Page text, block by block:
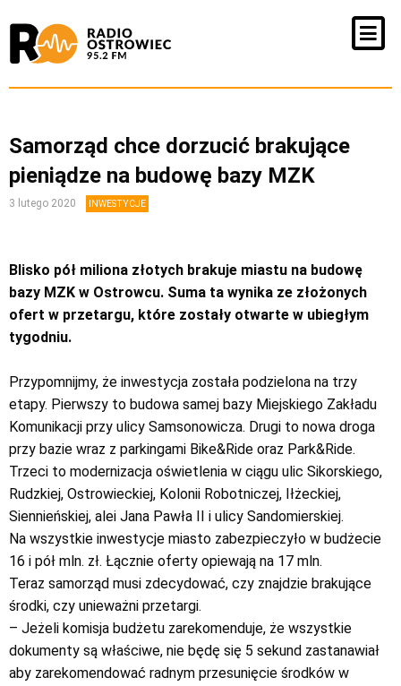
Samorząd chce dorzucić brakujące
pieniądze na budowę bazy MZK
3 lutego 2020 INWESTYCJE
Blisko pół miliona złotych brakuje miastu na budowę
bazy MZK w Ostrowcu. Suma ta wynika ze złożonych
ofert w przetargu, które zostały otwarte w ubiegłym
tygodniu.
Przypomnijmy, że inwestycja została podzielona na trzy
etapy. Pierwszy to budowa samej bazy Miejskiego Zakładu
Komunikacji przy ulicy Samsonowicza. Drugi to nowa droga
przy bazie wraz z parkingami Bike&Ride oraz Park&Ride.
Trzeci to modernizacja oświetlenia w ciągu ulic Sikorskiego,
Rudzkiej, Ostrowieckiej, Kolonii Robotniczej, Iłżeckiej,
Siennieńskiej, alei Jana Pawła II i ulicy Sandomierskiej.
Na wszystkie inwestycje miasto zabezpieczyło w budżecie
16 i pół mln. zł. Łącznie oferty opiewają na 17 mln.
Teraz samorząd musi zdecydować, czy znajdzie brakujące
środki, czy unieważni przetargi.
– Jeżeli komisja budżetu zarekomenduje, że wszystkie
dokumenty są właściwe, nie będę się 5 sekund zastanawiał
aby zarekomendować radnym przesunięcie środków w